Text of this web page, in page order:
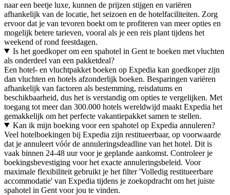
naar een beetje luxe, kunnen de prijzen stijgen en variëren
afhankelijk van de locatie, het seizoen en de hotelfaciliteiten. Zorg
ervoor dat je van tevoren boekt om te profiteren van meer opties en
mogelijk betere tarieven, vooral als je een reis plant tijdens het
weekend of rond feestdagen.
Is het goedkoper om een spahotel in Gent te boeken met vluchten
als onderdeel van een pakketdeal?
Een hotel- en vluchtpakket boeken op Expedia kan goedkoper zijn
dan vluchten en hotels afzonderlijk boeken. Besparingen variëren
afhankelijk van factoren als bestemming, reisdatums en
beschikbaarheid, dus het is verstandig om opties te vergelijken. Met
toegang tot meer dan 300.000 hotels wereldwijd maakt Expedia het
gemakkelijk om het perfecte vakantiepakket samen te stellen.
Kan ik mijn boeking voor een spahotel op Expedia annuleren?
Veel hotelboekingen bij Expedia zijn restitueerbaar, op voorwaarde
dat je annuleert vóór de annuleringsdeadline van het hotel. Dit is
vaak binnen 24-48 uur voor je geplande aankomst. Controleer je
boekingsbevestiging voor het exacte annuleringsbeleid. Voor
maximale flexibiliteit gebruikt je het filter 'Volledig restitueerbare
accommodatie' van Expedia tijdens je zoekopdracht om het juiste
spahotel in Gent voor jou te vinden.